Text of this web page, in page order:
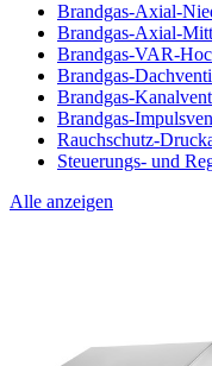
Brandgas-Axial-
Brandgas-Axial-
Brandgas-VAR-
Brandgas-
Brandgas-
Brandgas-
Rauchschutz-
Steuerungs- und
Alle anzeigen